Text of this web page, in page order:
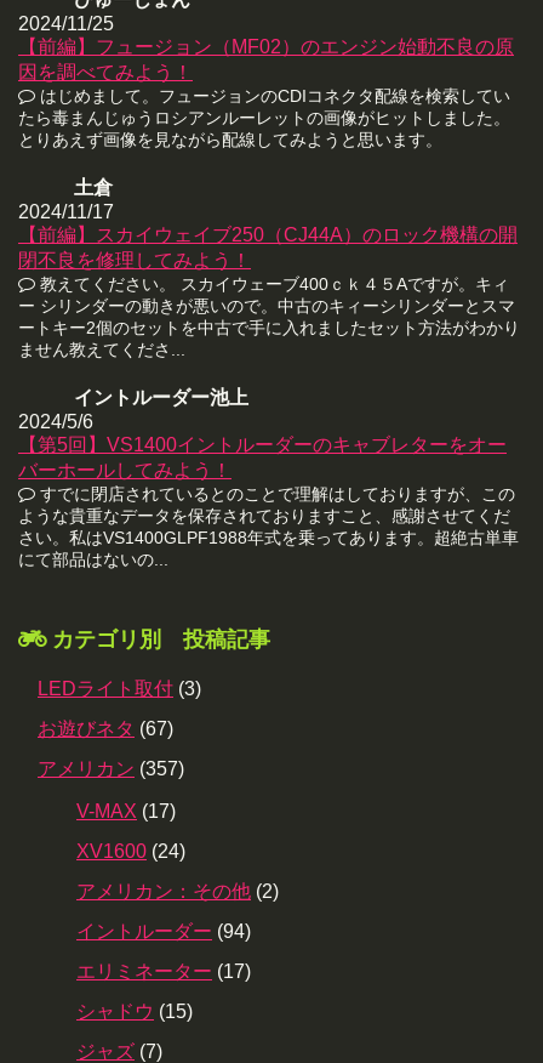
2024/11/25
【前編】フュージョン（MF02）のエンジン始動不良の原
因を調べてみよう！
はじめまして。フュージョンのCDIコネクタ配線を検索してい
たら毒まんじゅうロシアンルーレットの画像がヒットしました。
とりあえず画像を見ながら配線してみようと思います。
土倉
2024/11/17
【前編】スカイウェイブ250（CJ44A）のロック機構の開
閉不良を修理してみよう！
教えてください。 スカイウェーブ400ｃｋ４５Aですが。キィ
ー シリンダーの動きが悪いので。中古のキィーシリンダーとスマ
ートキー2個のセットを中古で手に入れましたセット方法がわかり
ません教えてくださ...
イントルーダー池上
2024/5/6
【第5回】VS1400イントルーダーのキャブレターをオー
バーホールしてみよう！
すでに閉店されているとのことで理解はしておりますが、この
ような貴重なデータを保存されておりますこと、感謝させてくだ
さい。私はVS1400GLPF1988年式を乗ってあります。超絶古単車
にて部品はないの...
カテゴリ別 投稿記事
LEDライト取付 (3)
お遊びネタ (67)
アメリカン (357)
V-MAX (17)
XV1600 (24)
アメリカン：その他 (2)
イントルーダー (94)
エリミネーター (17)
シャドウ (15)
ジャズ (7)